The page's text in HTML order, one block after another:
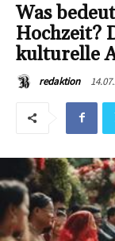
Was
Hochzeit?
kulturelle
redaktion